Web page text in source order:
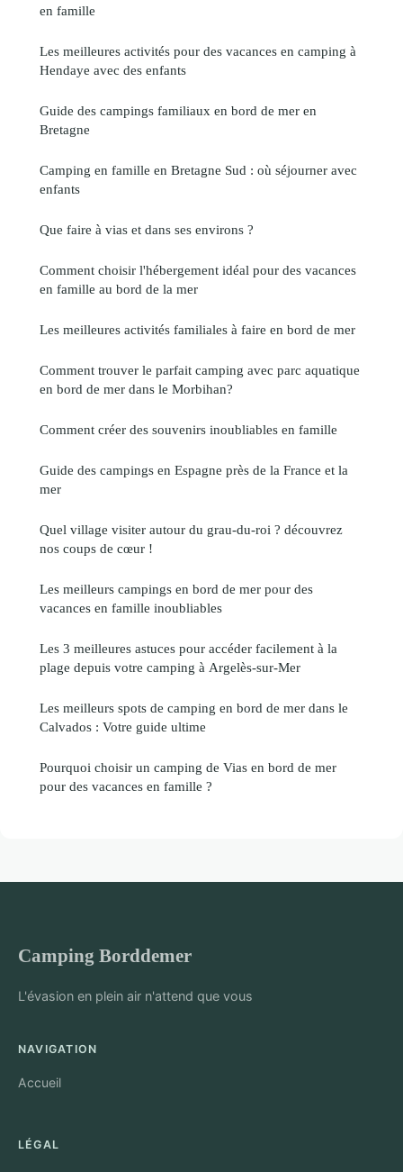
en famille
Les meilleures activités pour des vacances en camping à
Hendaye avec des enfants
Guide des campings familiaux en bord de mer en
Bretagne
Camping en famille en Bretagne Sud : où séjourner avec
enfants
Que faire à vias et dans ses environs ?
Comment choisir l'hébergement idéal pour des vacances
en famille au bord de la mer
Les meilleures activités familiales à faire en bord de mer
Comment trouver le parfait camping avec parc aquatique
en bord de mer dans le Morbihan?
Comment créer des souvenirs inoubliables en famille
Guide des campings en Espagne près de la France et la
mer
Quel village visiter autour du grau-du-roi ? découvrez
nos coups de cœur !
Les meilleurs campings en bord de mer pour des
vacances en famille inoubliables
Les 3 meilleures astuces pour accéder facilement à la
plage depuis votre camping à Argelès-sur-Mer
Les meilleurs spots de camping en bord de mer dans le
Calvados : Votre guide ultime
Pourquoi choisir un camping de Vias en bord de mer
pour des vacances en famille ?
Camping Borddemer
L'évasion en plein air n'attend que vous
NAVIGATION
Accueil
LÉGAL